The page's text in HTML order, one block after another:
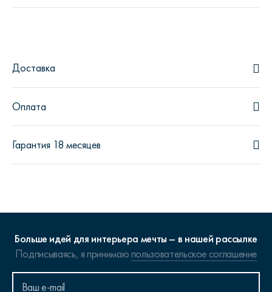
Доставка
Оплата
Гарантия 18 месяцев
Больше идей для интерьера мечты – в нашей рассылке
Подписываясь, я принимаюпользовательское соглашение